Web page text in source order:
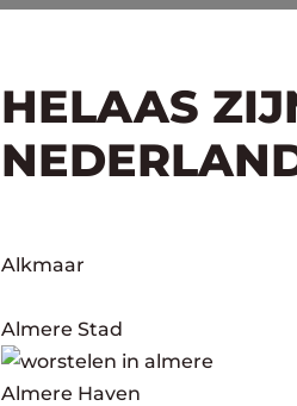
HELAAS
Alkmaar
Almere Stad
Almere Haven